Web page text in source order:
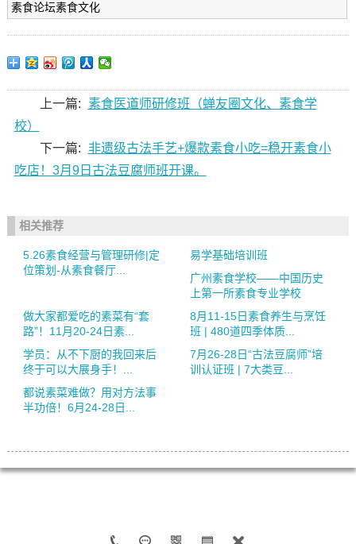
素食论坛素食文化
上一篇: 素食医道师研修班（蝉友圈文化、素食学
校）
下一篇: 非遗级古法手艺+爆款素食小吃=稳开素食小
吃店！3月9日古法豆腐师班开课。
相关推荐
5.26素食经营与管理研修|定
位策划-从素食餐厅...
易学基础培训班
广州素食学校——中国历史
上第一所素食专业学校
做大家都爱吃的素菜有“套
路”！11月20-24日素...
8月11-15日素食养生与烹饪
班 | 480道四季体质...
学员：从不下厨的我回来后
终于可以大展身手！...
7月26-28日“古法豆腐师”培
训认证班 | 7大类豆...
都说素菜难做？用对方法事
半功倍！6月24-28日...